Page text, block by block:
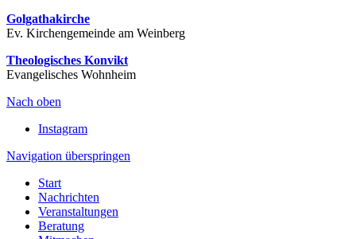
Golgathakirche
Ev. Kirchengemeinde am Weinberg
Theologisches Konvikt
Evangelisches Wohnheim
Nach oben
Instagram
Navigation überspringen
Start
Nachrichten
Veranstaltungen
Beratung